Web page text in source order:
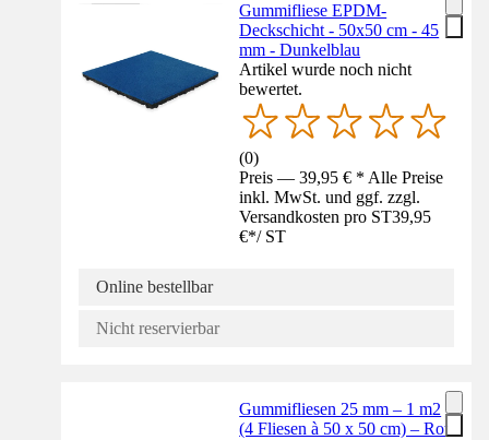
Gummifliese EPDM-
Deckschicht - 50x50 cm - 45
mm - Dunkelblau
Artikel wurde noch nicht
bewertet.
(0)
Preis — 39,95 € * Alle Preise
inkl. MwSt. und ggf. zzgl.
Versandkosten pro ST39,95
€*/ ST
Online bestellbar
Nicht reservierbar
Gummifliesen 25 mm – 1 m2
(4 Fliesen à 50 x 50 cm) – Rot